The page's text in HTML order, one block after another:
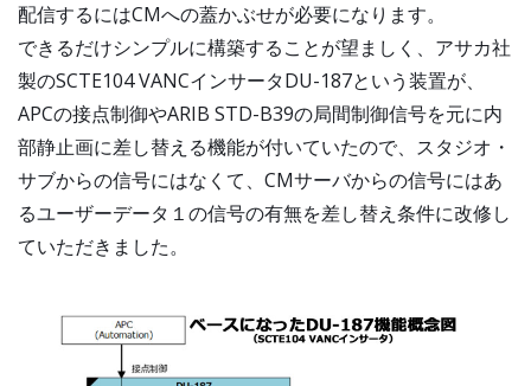
配信するにはCMへの蓋かぶせが必要になります。
できるだけシンプルに構築することが望ましく、アサカ社
製のSCTE104 VANCインサータDU-187という装置が、
APCの接点制御やARIB STD-B39の局間制御信号を元に内
部静止画に差し替える機能が付いていたので、スタジオ・
サブからの信号にはなくて、CMサーバからの信号にはあ
るユーザーデータ１の信号の有無を差し替え条件に改修し
ていただきました。